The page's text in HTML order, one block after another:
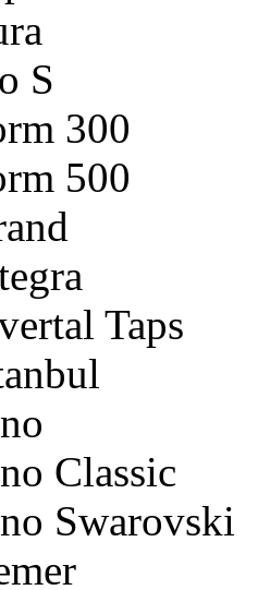
S
300
500
Taps
Classic
Swarovski